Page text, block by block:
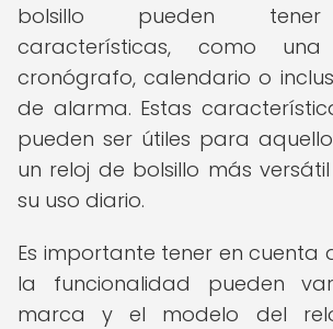
bolsillo pueden tener
características, como
cronógrafo, calendario o
de alarma. Estas
pueden ser útiles para
un reloj de bolsillo más
su uso diario.
Es importante tener en cuenta
la funcionalidad pueden
marca y el modelo del